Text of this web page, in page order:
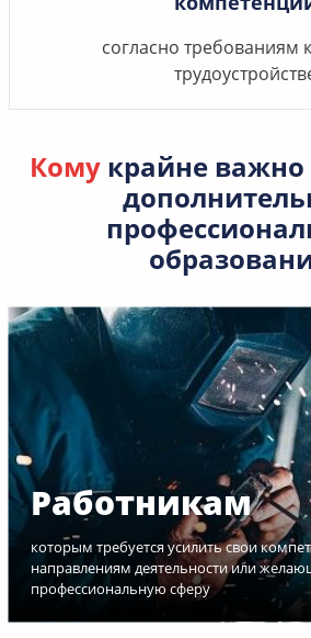
согласно требованиям
Кому крайне
Работникам
которым требуется усилить свои
направлениям деятельности или
профессиональную сферу